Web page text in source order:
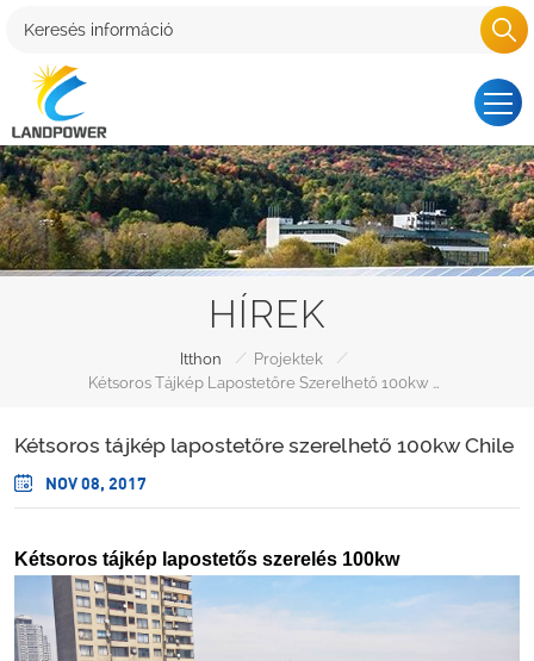
HÍREK
Itthon / Projektek
/
Kétsoros tájkép lapostetőre szerelhető 100kw Chile
NOV 08, 2017
Kétsoros tájkép lapostetős szerelés 100kw